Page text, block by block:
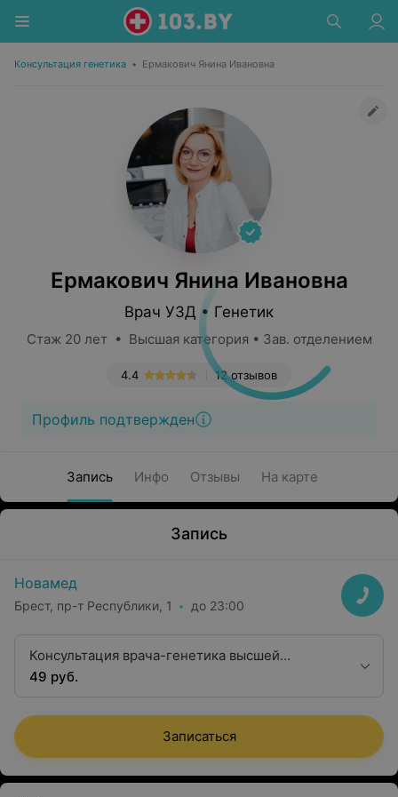
Консультация генетика • Ермакович Янина Ивановна
Ермакович Янина Ивановна
Врач УЗД • Генетик
Стаж 20 лет • Высшая категория • Зав. отделением
12 отзывов
4.4
Профиль подтвержден
Запись Инфо Отзывы На карте
Запись
Новамед
Брест, пр-т Республики, 1 до 23:00
Консультация врача-генетика высшей
квалификационной категории
49 руб.
Записаться